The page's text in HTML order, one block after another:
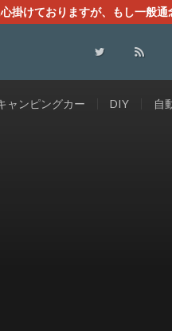
掛けておりますが、もし一般
ャンピングカー DIY 自